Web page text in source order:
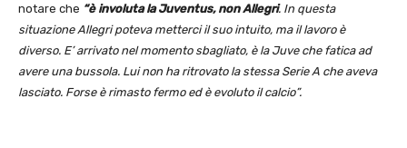
notare che “è involuta la Juventus, non Allegri. In questa
situazione Allegri poteva metterci il suo intuito, ma il lavoro è
diverso. E’ arrivato nel momento sbagliato, è la Juve che fatica ad
avere una bussola. Lui non ha ritrovato la stessa Serie A che aveva
lasciato. Forse è rimasto fermo ed è evoluto il calcio”.